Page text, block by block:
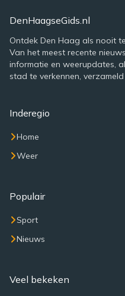
DenHaagseGids.nl
Ontdek Den Haag als nooit
Van het meest recente
informatie en weerupdates,
stad te verkennen,
Inderegio
Home
Weer
Populair
Sport
Nieuws
Veel bekeken